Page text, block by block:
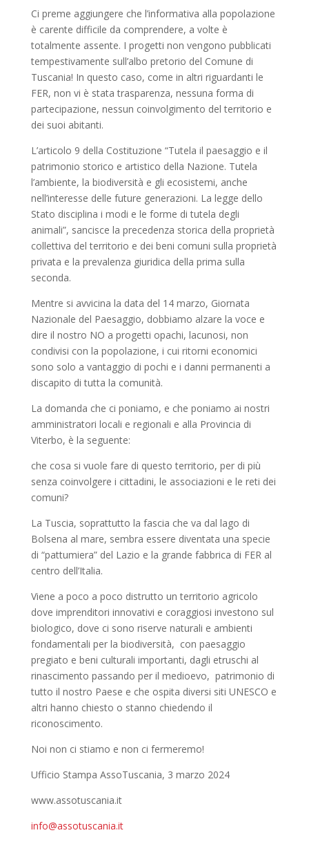
Ci preme aggiungere che l’informativa alla popolazione
è carente difficile da comprendere, a volte è
totalmente assente. I progetti non vengono pubblicati
tempestivamente sull’albo pretorio del Comune di
Tuscania! In questo caso, come in altri riguardanti le
FER, non vi è stata trasparenza, nessuna forma di
partecipazione, nessun coinvolgimento del territorio e
dei suoi abitanti.
L’articolo 9 della Costituzione “Tutela il paesaggio e il
patrimonio storico e artistico della Nazione. Tutela
l’ambiente, la biodiversità e gli ecosistemi, anche
nell’interesse delle future generazioni. La legge dello
Stato disciplina i modi e le forme di tutela degli
animali”, sancisce la precedenza storica della proprietà
collettiva del territorio e dei beni comuni sulla proprietà
privata e la prevalenza giuridica della prima sulla
seconda.
Mentre si avvicina la data del 14 marzo, Giornata
Nazionale del Paesaggio, dobbiamo alzare la voce e
dire il nostro NO a progetti opachi, lacunosi, non
condivisi con la popolazione, i cui ritorni economici
sono solo a vantaggio di pochi e i danni permanenti a
discapito di tutta la comunità.
La domanda che ci poniamo, e che poniamo ai nostri
amministratori locali e regionali e alla Provincia di
Viterbo, è la seguente:
che cosa si vuole fare di questo territorio, per di più
senza coinvolgere i cittadini, le associazioni e le reti dei
comuni?
La Tuscia, soprattutto la fascia che va dal lago di
Bolsena al mare, sembra essere diventata una specie
di “pattumiera” del Lazio e la grande fabbrica di FER al
centro dell’Italia.
Viene a poco a poco distrutto un territorio agricolo
dove imprenditori innovativi e coraggiosi investono sul
biologico, dove ci sono riserve naturali e ambienti
fondamentali per la biodiversità, con paesaggio
pregiato e beni culturali importanti, dagli etruschi al
rinascimento passando per il medioevo, patrimonio di
tutto il nostro Paese e che ospita diversi siti UNESCO e
altri hanno chiesto o stanno chiedendo il
riconoscimento.
Noi non ci stiamo e non ci fermeremo!
Ufficio Stampa AssoTuscania, 3 marzo 2024
www.assotuscania.it
info@assotuscania.it